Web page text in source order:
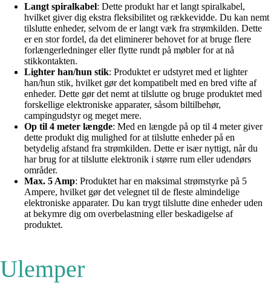
Langt spiralkabel: Dette produkt har et langt spiralkabel,
hvilket giver dig ekstra fleksibilitet og rækkevidde. Du kan nemt
tilslutte enheder, selvom de er langt væk fra strømkilden. Dette
er en stor fordel, da det eliminerer behovet for at bruge flere
forlængerledninger eller flytte rundt på møbler for at nå
stikkontakten.
Lighter han/hun stik: Produktet er udstyret med et lighter
han/hun stik, hvilket gør det kompatibelt med en bred vifte af
enheder. Dette gør det nemt at tilslutte og bruge produktet med
forskellige elektroniske apparater, såsom biltilbehør,
campingudstyr og meget mere.
Op til 4 meter længde: Med en længde på op til 4 meter giver
dette produkt dig mulighed for at tilslutte enheder på en
betydelig afstand fra strømkilden. Dette er især nyttigt, når du
har brug for at tilslutte elektronik i større rum eller udendørs
områder.
Max. 5 Amp: Produktet har en maksimal strømstyrke på 5
Ampere, hvilket gør det velegnet til de fleste almindelige
elektroniske apparater. Du kan trygt tilslutte dine enheder uden
at bekymre dig om overbelastning eller beskadigelse af
produktet.
Ulemper